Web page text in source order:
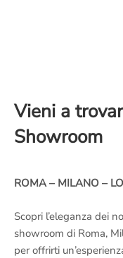
Vieni a
Showroom
ROMA – MILANO –
Scopri l’eleganza dei
showroom di Roma,
per offrirti